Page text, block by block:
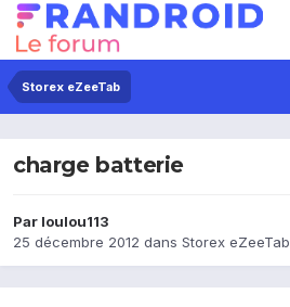
Storex eZeeTab
charge batterie
Par loulou113
25 décembre 2012 dans Storex eZeeTab